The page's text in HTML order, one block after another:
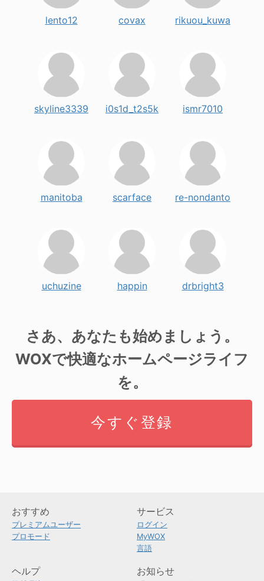
lento12 covax rikuou_kuwa
skyline3339 i0s1d_t2s5k ismr7010
manitoba scarface re-nondanto
uchuzine happin drbright3
さあ、あなたも始めましょう。
WOXで快適なホームページライフ
を。
今すぐ登録
おすすめ
プレミアムユーザー
プロモード
サービス
ログイン
MyWOX
言語
ヘルプ お知らせ